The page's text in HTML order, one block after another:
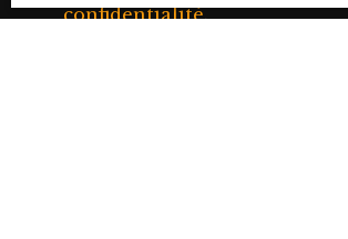
au fioul. Des
confidentialité.